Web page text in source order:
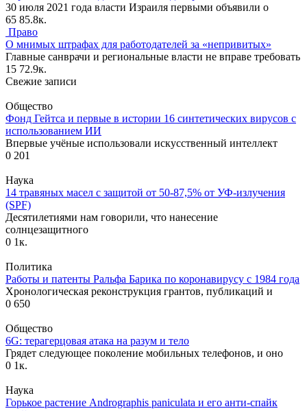
30 июля 2021 года власти Израиля первыми объявили о
65 85.8к.
Право
О мнимых штрафах для работодателей за «непривитых»
Главные санврачи и региональные власти не вправе требовать
15 72.9к.
Свежие записи
Общество
Фонд Гейтса и первые в истории 16 синтетических вирусов с
использованием ИИ
Впервые учёные использовали искусственный интеллект
0 201
Наука
14 травяных масел с защитой от 50-87,5% от УФ-излучения
(SPF)
Десятилетиями нам говорили, что нанесение
солнцезащитного
0 1к.
Политика
Работы и патенты Ральфа Барика по коронавирусу с 1984 года
Хронологическая реконструкция грантов, публикаций и
0 650
Общество
6G: терагерцовая атака на разум и тело
Грядет следующее поколение мобильных телефонов, и оно
0 1к.
Наука
Горькое растение Andrographis paniculata и его анти-спайк